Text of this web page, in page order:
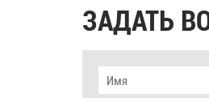
ЗАДАТЬ